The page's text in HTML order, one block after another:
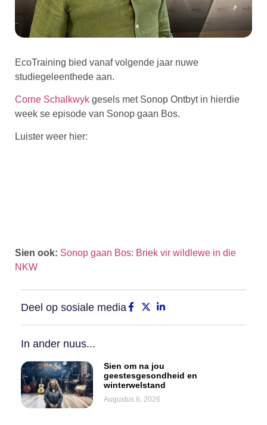
EcoTraining bied vanaf volgende jaar nuwe
studiegeleenthede aan.
Corne Schalkwyk gesels met Sonop Ontbyt in hierdie
week se episode van Sonop gaan Bos.
Luister weer hier:
Sien ook: Sonop gaan Bos: Briek vir wildlewe in die
NKW
Deel op sosiale media
In ander nuus...
Sien om na jou
geestesgesondheid en
winterwelstand
Augustus 6, 2026